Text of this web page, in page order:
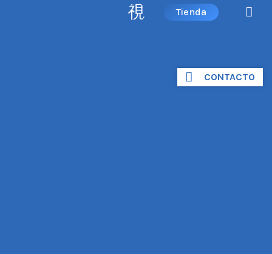
Tienda
CONTACTO